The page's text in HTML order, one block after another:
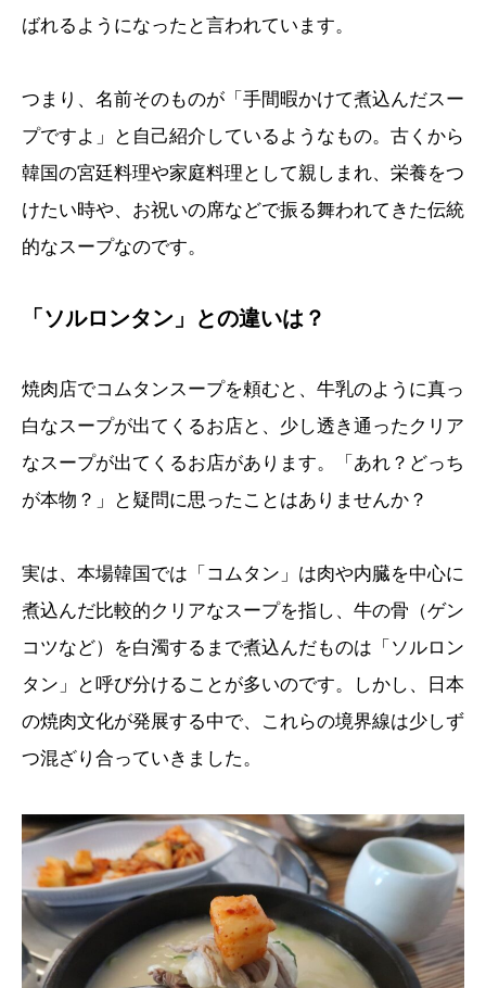
ばれるようになったと言われています。
つまり、名前そのものが「手間暇かけて煮込んだスー
プですよ」と自己紹介しているようなもの。古くから
韓国の宮廷料理や家庭料理として親しまれ、栄養をつ
けたい時や、お祝いの席などで振る舞われてきた伝統
的なスープなのです。
「ソルロンタン」との違いは？
焼肉店でコムタンスープを頼むと、牛乳のように真っ
白なスープが出てくるお店と、少し透き通ったクリア
なスープが出てくるお店があります。「あれ？どっち
が本物？」と疑問に思ったことはありませんか？
実は、本場韓国では「コムタン」は肉や内臓を中心に
煮込んだ比較的クリアなスープを指し、牛の骨（ゲン
コツなど）を白濁するまで煮込んだものは「ソルロン
タン」と呼び分けることが多いのです。しかし、日本
の焼肉文化が発展する中で、これらの境界線は少しず
つ混ざり合っていきました。